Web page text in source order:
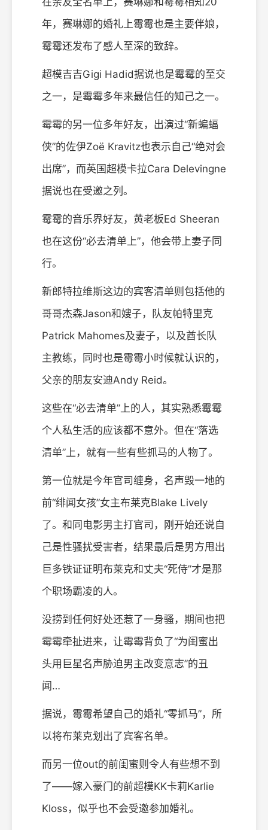
年，赛琳娜的婚礼上霉霉也是主要伴娘，
霉霉还发布了感人至深的致辞。
超模吉吉Gigi Hadid据说也是霉霉的至交
之一，是霉霉多年来最信任的知己之一。
霉霉的另一位多年好友，出演过“新蝙蝠
侠”的佐伊Zoë Kravitz也表示自己“绝对会
出席”，而英国超模卡拉Cara Delevingne
据说也在受邀之列。
霉霉的音乐界好友，黄老板Ed Sheeran
也在这份“必去清单上”，他会带上妻子同
行。
新郎特拉维斯这边的宾客清单则包括他的
哥哥杰森Jason和嫂子，队友帕特里克
Patrick Mahomes及妻子，以及酋长队
主教练，同时也是霉霉小时候就认识的，
父亲的朋友安迪Andy Reid。
这些在“必去清单”上的人，其实熟悉霉霉
个人私生活的应该都不意外。但在“落选
清单”上，就有一些有些抓马的人物了。
第一位就是今年官司缠身，名声毁一地的
前“绯闻女孩”女主布莱克Blake Lively
了。和同电影男主打官司，刚开始还说自
己是性骚扰受害者，结果最后是男方甩出
巨多铁证证明布莱克和丈夫“死侍”才是那
个职场霸凌的人。
没捞到任何好处还惹了一身骚，期间也把
霉霉牵扯进来，让霉霉背负了“为闺蜜出
头用巨星名声胁迫男主改变意志”的丑
闻…
据说，霉霉希望自己的婚礼“零抓马”，所
以将布莱克划出了宾客名单。
而另一位out的前闺蜜则令人有些想不到
了——嫁入豪门的前超模KK卡莉Karlie
Kloss，似乎也不会受邀参加婚礼。